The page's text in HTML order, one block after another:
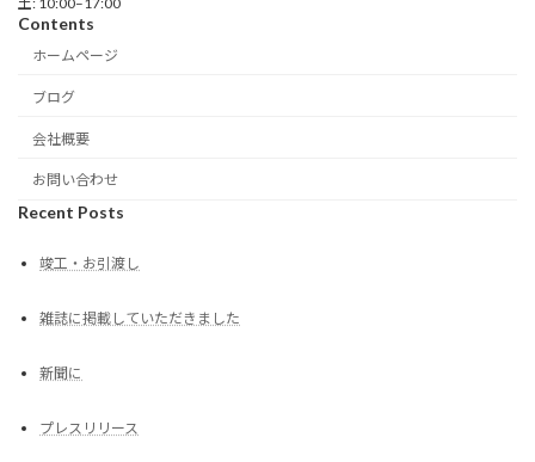
Contents
ホームページ
ブログ
会社概要
お問い合わせ
Recent Posts
竣工・お引渡し
雑誌に掲載していただきました
新聞に
プレスリリース